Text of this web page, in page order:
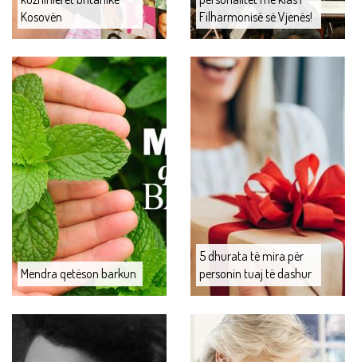
Kosovën
Filharmonisë së Vjenës!
Mendra qetëson barkun
5 dhurata të mira për
personin tuaj të dashur